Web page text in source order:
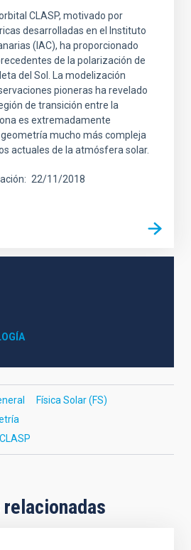
CLASP, motivado por
desarrolladas en el Instituto
(IAC), ha proporcionado
de la polarización de
del Sol. La modelización
pioneras ha revelado
de transición entre la
es extremadamente
mucho más compleja
actuales de la atmósfera solar.
22/11/2018
Física Solar (FS)
CLASP